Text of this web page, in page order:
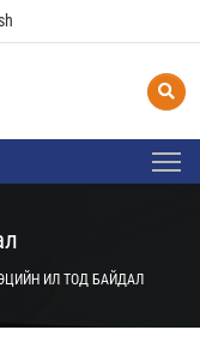
ИЛ ТОД БАЙДАЛ